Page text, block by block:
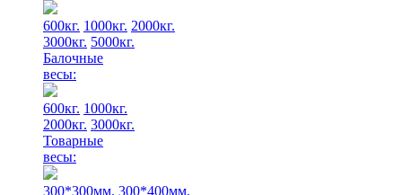
600кг. 1000кг. 2000кг.
3000кг. 5000кг.
Балочные
весы:
600кг. 1000кг.
2000кг. 3000кг.
Товарные
весы:
300*300мм. 300*400мм.